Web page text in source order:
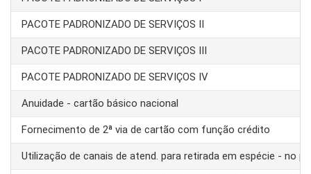
PACOTE PADRONIZADO DE SERVIÇOS II
PACOTE PADRONIZADO DE SERVIÇOS III
PACOTE PADRONIZADO DE SERVIÇOS IV
Anuidade - cartão básico nacional
Fornecimento de 2ª via de cartão com função crédito
Utilização de canais de atend. para retirada em espécie - no